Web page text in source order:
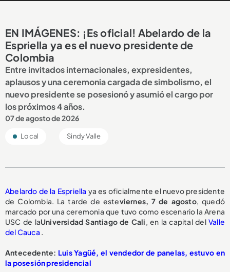
EN IMÁGENES: ¡Es oficial! Abelardo de la
Espriella ya es el nuevo presidente de
Colombia
Entre invitados internacionales, expresidentes,
aplausos y una ceremonia cargada de simbolismo, el
nuevo presidente se posesionó y asumió el cargo por
los próximos 4 años.
07 de agosto de 2026
Local Sindy Valle
Abelardo de la Espriella ya es oficialmente el nuevo presidente
de Colombia. La tarde de esteviernes, 7 de agosto, quedó
marcado por una ceremonia que tuvo como escenario la Arena
USC de laUniversidad Santiago de Cali, en la capital del Valle
del Cauca .
Antecedente: Luis Yagüé, el vendedor de panelas, estuvo en
la posesión presidencial